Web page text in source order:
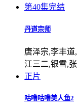
第40集完结
丹道宗师
唐泽宗,李丰
江三二,银雪,
正片
咕噜咕噜美人鱼2